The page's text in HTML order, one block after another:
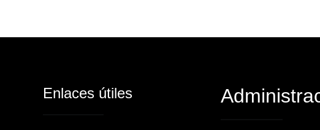
Enlaces útiles